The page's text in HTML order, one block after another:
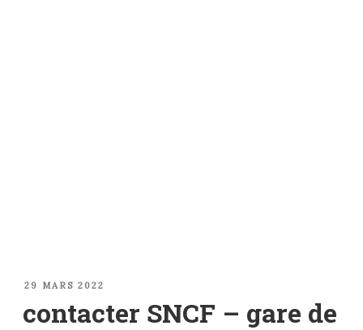
PUBLIÉ
29 MARS 2022
contacter SNCF – gare de